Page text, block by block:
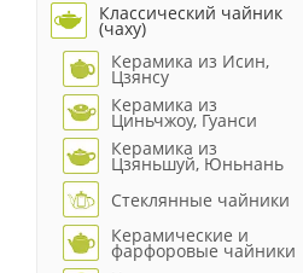
Классический чайник
(чаху)
Керамика из Исин,
Цзянсу
Керамика из
Циньчжоу, Гуанси
Керамика из
Цзяньшуй, Юньнань
Стеклянные чайники
Керамические и
фарфоровые чайники